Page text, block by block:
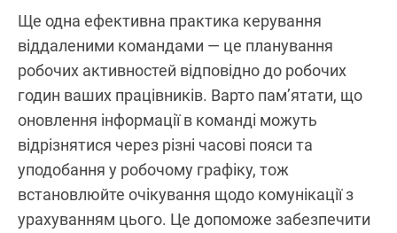
Ще одна ефективна практика керування
віддаленими командами — це планування
робочих активностей відповідно до робочих
годин ваших працівників. Варто пам’ятати, що
оновлення інформації в команді можуть
відрізнятися через різні часові пояси та
уподобання у робочому графіку, тож
встановлюйте очікування щодо комунікації з
урахуванням цього. Це допоможе забезпечити